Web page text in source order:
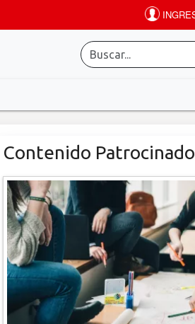
Contenido Patrocinado